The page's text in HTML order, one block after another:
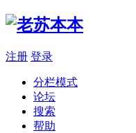
注册 登录
分栏模式
论坛
搜索
帮助